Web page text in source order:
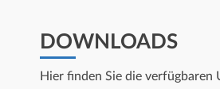
DOWNLOADS
Hier finden Sie die verfügbaren